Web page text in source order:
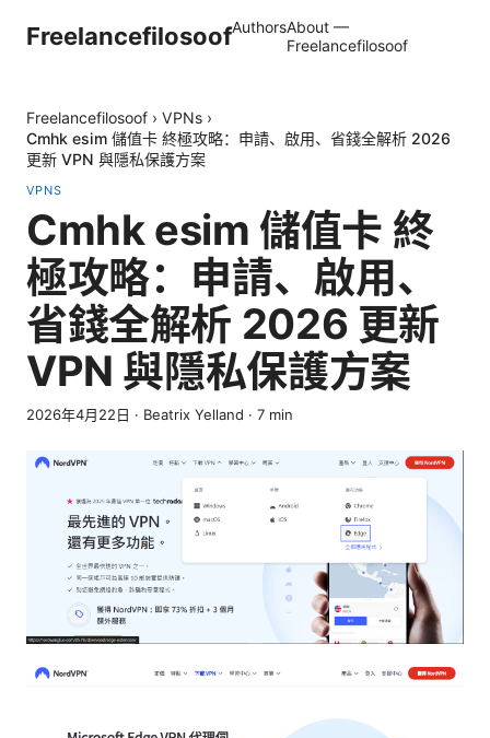
FreelancefilosoofAuthorsAbout —
Freelancefilosoof
Freelancefilosoof › VPNs ›
Cmhk esim 儲值卡 終極攻略：申請、啟用、省錢全解析 2026
更新 VPN 與隱私保護方案
VPNS
Cmhk esim 儲值卡 終
極攻略：申請、啟用、
省錢全解析 2026 更新
VPN 與隱私保護方案
2026年4月22日 · Beatrix Yelland · 7 min